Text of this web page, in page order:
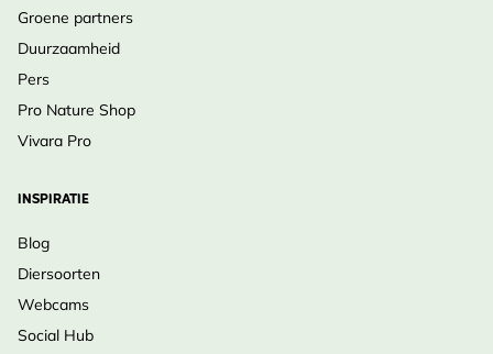
Groene partners
Duurzaamheid
Pers
Pro Nature Shop
Vivara Pro
INSPIRATIE
Blog
Diersoorten
Webcams
Social Hub